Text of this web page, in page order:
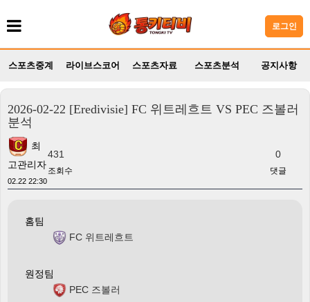
로그인
스포츠중계 라이브스코어 스포츠자료 스포츠분석 공지사항
2026-02-22 [Eredivisie] FC 위트레흐트 VS PEC 즈볼러
분석
최
고관리자
02.22 22:30
431
조회수
0
댓글
홈팀
FC 위트레흐트
원정팀
PEC 즈볼러